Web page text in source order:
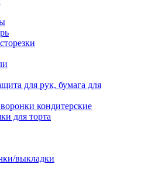
для рук, бумага для
кондитерские
для торта
выкладки